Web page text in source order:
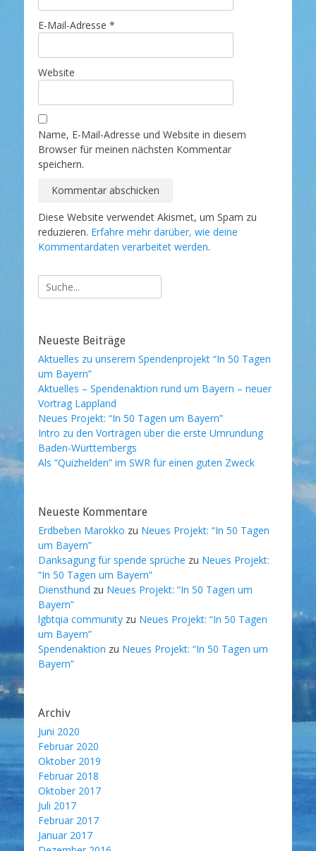
E-Mail-Adresse *
Website
Name, E-Mail-Adresse und Website in diesem
Browser für meinen nächsten Kommentar
speichern.
Diese Website verwendet Akismet, um Spam zu
reduzieren. Erfahre mehr darüber, wie deine
Kommentardaten verarbeitet werden.
Suche
nach:
Neueste Beiträge
Aktuelles zu unserem Spendenprojekt “In 50 Tagen
um Bayern”
Aktuelles – Spendenaktion rund um Bayern – neuer
Vortrag Lappland
Neues Projekt: “In 50 Tagen um Bayern”
Intro zu den Vorträgen über die erste Umrundung
Baden-Württembergs
Als “Quizhelden” im SWR für einen guten Zweck
Neueste Kommentare
Erdbeben Marokko zu Neues Projekt: “In 50 Tagen
um Bayern”
Danksagung für spende sprüche zu Neues Projekt:
“In 50 Tagen um Bayern”
Diensthund zu Neues Projekt: “In 50 Tagen um
Bayern”
lgbtqia community zu Neues Projekt: “In 50 Tagen
um Bayern”
Spendenaktion zu Neues Projekt: “In 50 Tagen um
Bayern”
Archiv
Juni 2020
Februar 2020
Oktober 2019
Februar 2018
Oktober 2017
Juli 2017
Februar 2017
Januar 2017